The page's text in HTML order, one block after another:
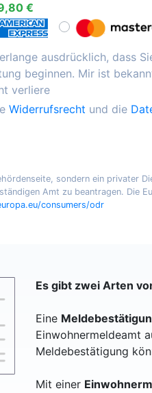
€
ausdrücklich, dass
beginnen. Mir ist
verliere
Widerrufsrecht und die
sondern ein privater
Amt zu beantragen. Die
consumers/odr
Es gibt zwei Arten
Eine
Einwohnermeldeamt
Meldebestätigung
Mit einer